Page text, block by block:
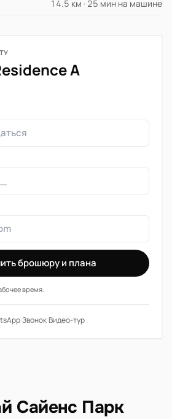
14.5 км · 25 мин на машине
A
брошюру и плана
время.
·Звонок·Видео-тур
Сайенс Парк